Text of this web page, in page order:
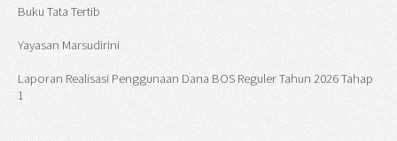
Buku Tata Tertib
Yayasan Marsudirini
Laporan Realisasi Penggunaan Dana BOS Reguler Tahun 2026 Tahap
1